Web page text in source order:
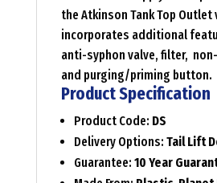
the Atkinson Tank Top Outlet
incorporates additional
anti-syphon valve, filter,
and purging/priming button.
Product Specification
Product Code: DS
Delivery Options: Tail Lift
Guarantee: 10 Year